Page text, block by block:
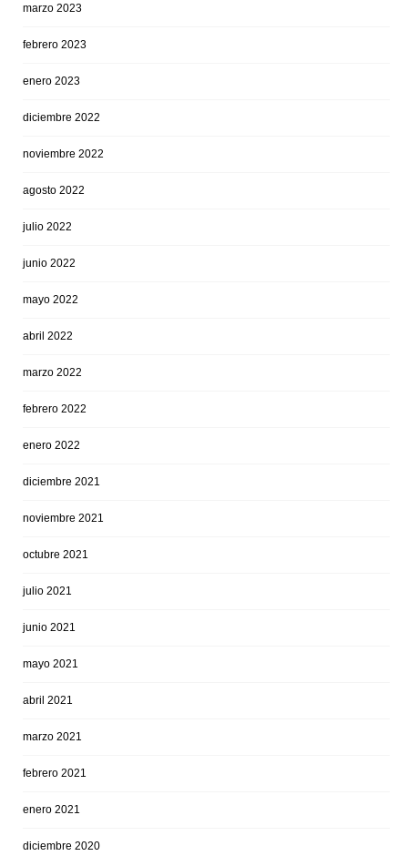
marzo 2023
febrero 2023
enero 2023
diciembre 2022
noviembre 2022
agosto 2022
julio 2022
junio 2022
mayo 2022
abril 2022
marzo 2022
febrero 2022
enero 2022
diciembre 2021
noviembre 2021
octubre 2021
julio 2021
junio 2021
mayo 2021
abril 2021
marzo 2021
febrero 2021
enero 2021
diciembre 2020